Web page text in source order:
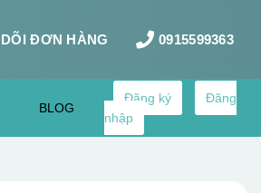
ĐƠN HÀNG 0915599363
BLOG
Đăng ký
Đăng
nhập